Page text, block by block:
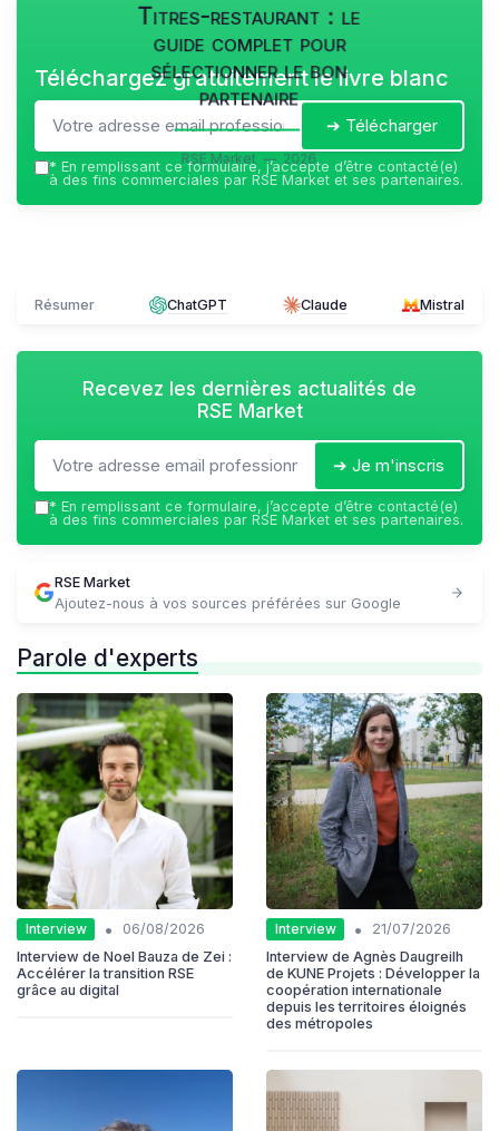
Titres-restaurant : le
guide complet pour
sélectionner le bon
partenaire
RSE Market — 2026
Téléchargez gratuitement le livre blanc
➔ Télécharger
* En remplissant ce formulaire, j’accepte d’être contacté(e)
à des fins commerciales par RSE Market et ses partenaires.
Résumer ChatGPT Claude Mistral
Recevez les dernières actualités de
RSE Market
➔ Je m'inscris
* En remplissant ce formulaire, j’accepte d’être contacté(e)
à des fins commerciales par RSE Market et ses partenaires.
RSE Market
Ajoutez-nous à vos sources préférées sur Google
Parole d'experts
Interview •
06/08/2026
Interview de Noel Bauza de Zei :
Accélérer la transition RSE
grâce au digital
Interview •
21/07/2026
Interview de Agnès Daugreilh
de KUNE Projets : Développer la
coopération internationale
depuis les territoires éloignés
des métropoles